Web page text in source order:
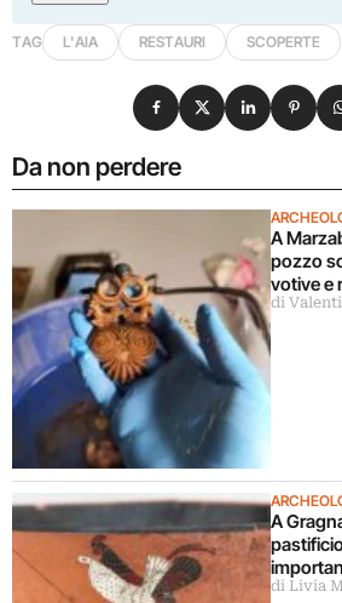
TAG L'AIA RESTAURI SCOPERTE
Da non perdere
A
pozzo
votive e
di
A
tombe
di Livia
Condividi su
Condividi su X
Condividi su